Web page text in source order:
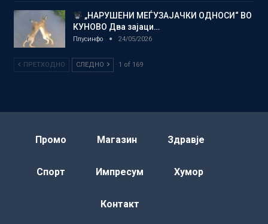
„НАРУШЕНИ МЕЃУЗАЈАЧКИ ОДНОСИ“ ВО
КУНОВО Два зајаци…
Плусинфо 24/05/2026
ПРЕТХОДНО СЛЕДНО 1 of 169
Промо Магазин Здравје
Спорт Импресум Хумор
Контакт